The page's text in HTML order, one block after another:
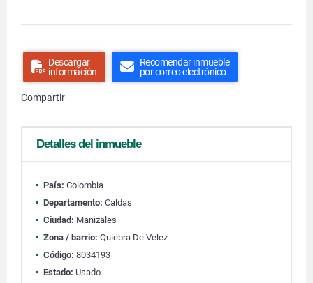
Descargar
información
Recomendar inmueble
por correo electrónico
Compartir
Detalles del inmueble
País: Colombia
Departamento: Caldas
Ciudad: Manizales
Zona / barrio: Quiebra De Velez
Código: 8034193
Estado: Usado